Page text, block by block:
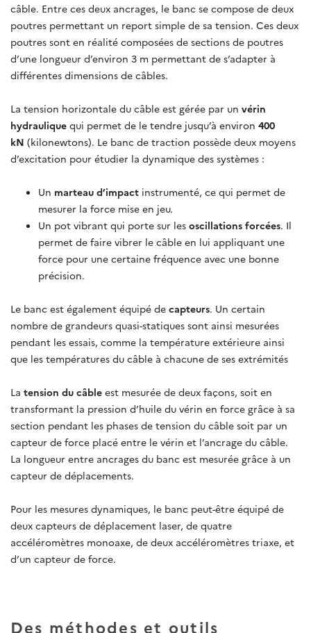
câble. Entre ces deux ancrages, le banc se compose de deux
poutres permettant un report simple de sa tension. Ces deux
poutres sont en réalité composées de sections de poutres
d’une longueur d’environ 3 m permettant de s’adapter à
différentes dimensions de câbles.
La tension horizontale du câble est gérée par un vérin
hydraulique qui permet de le tendre jusqu’à environ 400
kN (kilonewtons). Le banc de traction possède deux moyens
d’excitation pour étudier la dynamique des systèmes :
Un marteau d’impact instrumenté, ce qui permet de
mesurer la force mise en jeu.
Un pot vibrant qui porte sur les oscillations forcées. Il
permet de faire vibrer le câble en lui appliquant une
force pour une certaine fréquence avec une bonne
précision.
Le banc est également équipé de capteurs. Un certain
nombre de grandeurs quasi-statiques sont ainsi mesurées
pendant les essais, comme la température extérieure ainsi
que les températures du câble à chacune de ses extrémités
La tension du câble est mesurée de deux façons, soit en
transformant la pression d’huile du vérin en force grâce à sa
section pendant les phases de tension du câble soit par un
capteur de force placé entre le vérin et l’ancrage du câble.
La longueur entre ancrages du banc est mesurée grâce à un
capteur de déplacements.
Pour les mesures dynamiques, le banc peut-être équipé de
deux capteurs de déplacement laser, de quatre
accéléromètres monoaxe, de deux accéléromètres triaxe, et
d’un capteur de force.
Des méthodes et outils